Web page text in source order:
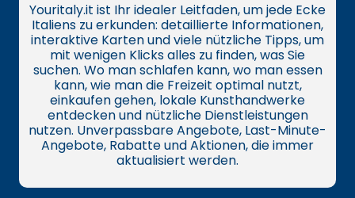
Youritaly.it ist Ihr idealer Leitfaden, um jede Ecke
Italiens zu erkunden: detaillierte Informationen,
interaktive Karten und viele nützliche Tipps, um
mit wenigen Klicks alles zu finden, was Sie
suchen. Wo man schlafen kann, wo man essen
kann, wie man die Freizeit optimal nutzt,
einkaufen gehen, lokale Kunsthandwerke
entdecken und nützliche Dienstleistungen
nutzen. Unverpassbare Angebote, Last-Minute-
Angebote, Rabatte und Aktionen, die immer
aktualisiert werden.